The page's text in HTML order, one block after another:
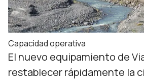
Capacidad operativa
El nuevo equipamiento de
restablecer rápidamente la